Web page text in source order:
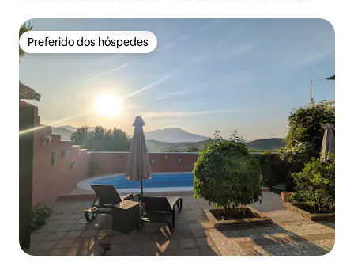
Preferido dos hóspedes
Preferido dos hóspedes